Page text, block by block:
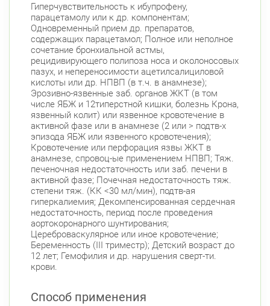
Гиперчувствительность к ибупрофену,
парацетамолу или к др. компонентам;
Одновременный прием др. препаратов,
содержащих парацетамол; Полное или неполное
сочетание бронхиальной астмы,
рецидивирующего полипоза носа и околоносовых
пазух, и непереносимости ацетилсалициловой
кислоты или др. НПВП (в т.ч. в анамнезе);
Эрозивно-язвенные заб. органов ЖКТ (в том
числе ЯБЖ и 12типерстной кишки, болезнь Крона,
язвенный колит) или язвенное кровотечение в
активной фазе или в анамнезе (2 или > подтв-х
эпизода ЯБЖ или язвенного кровотечения);
Кровотечение или перфорация язвы ЖКТ в
анамнезе, спровоц-ые применением НПВП; Тяж.
печеночная недостаточность или заб. печени в
активной фазе; Почечная недостаточность тяж.
степени тяж. (КК <30 мл/мин), подтв-ая
гиперкалиемия; Декомпенсированная сердечная
недостаточность, период после проведения
аортокоронарного шунтирования;
Цереброваскулярное или иное кровотечение;
Беременность (III триместр); Детский возраст до
12 лет; Гемофилия и др. нарушения сверт-ти.
крови.
Способ применения